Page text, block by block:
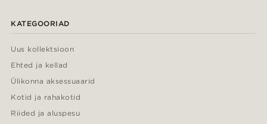
KATEGOORIAD
Uus kollektsioon
Ehted ja kellad
Ülikonna aksessuaarid
Kotid ja rahakotid
Riided ja aluspesu